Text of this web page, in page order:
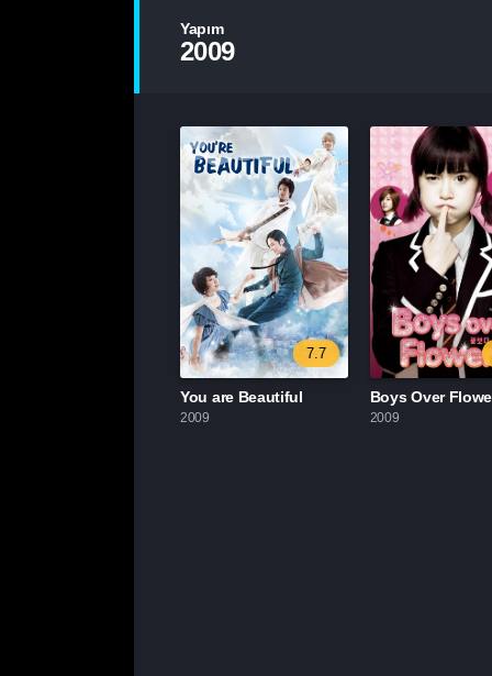
Yapım
2009
7.7
You are Beautiful
2009
Boys Over
2009